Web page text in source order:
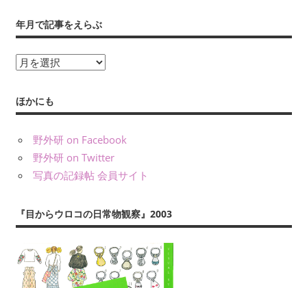
年月で記事をえらぶ
年
で
記
ほかにも
野外研 on Facebook
野外研 on Twitter
写真の記録帖 会員サイト
『目からウロコの日常物観察』2003